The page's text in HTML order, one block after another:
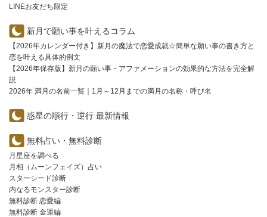
LINEお友だち限定
新月で願い事を叶えるコラム
【2026年カレンダー付き】新月の魔法で恋愛成就☆簡単な願い事の書き方と
恋を叶える具体的例文
【2026年保存版】新月の願い事・アファメーションの効果的な方法を完全解
説
2026年 満月の名前一覧｜1月～12月までの満月の名称・呼び名
惑星の順行・逆行 最新情報
無料占い・無料診断
月星座を調べる
月相（ムーンフェイズ）占い
スターシード診断
内なるモンスター診断
無料診断 恋愛編
無料診断 金運編